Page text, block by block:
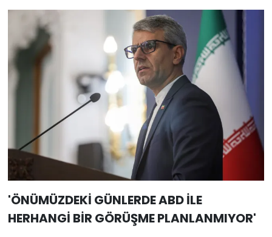
'ÖNÜMÜZDEKİ GÜNLERDE ABD İLE
HERHANGİ BİR GÖRÜŞME PLANLANMIYOR'